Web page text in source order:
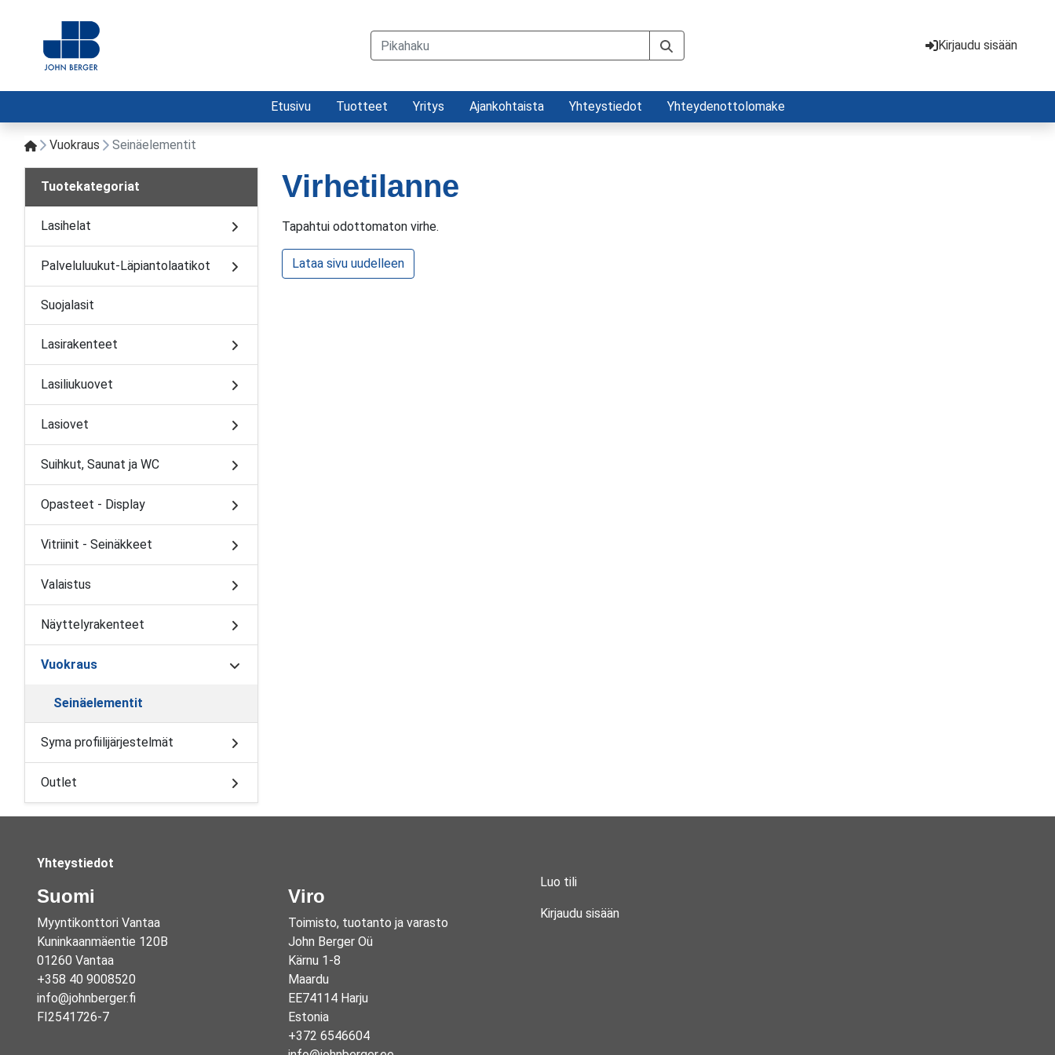
Kirjaudu sisään
Etusivu Tuotteet Yritys Ajankohtaista Yhteystiedot Yhteydenottolomake
Vuokraus Seinäelementit
Virhetilanne
Tapahtui odottomaton virhe.
Lataa sivu uudelleen
Tuotekategoriat
Lasihelat
Palveluluukut-Läpiantolaatikot
Suojalasit
Lasirakenteet
Lasiliukuovet
Lasiovet
Suihkut, Saunat ja WC
Opasteet - Display
Vitriinit - Seinäkkeet
Valaistus
Näyttelyrakenteet
Vuokraus
Seinäelementit
Syma profiilijärjestelmät
Outlet
Yhteystiedot
Suomi
Myyntikonttori Vantaa
Kuninkaanmäentie 120B
01260 Vantaa
+358 40 9008520
info@johnberger.fi
FI2541726-7
Viro
Toimisto, tuotanto ja varasto
John Berger Oü
Kärnu 1-8
Maardu
EE74114 Harju
Estonia
+372 6546604
Luo tili
Kirjaudu sisään